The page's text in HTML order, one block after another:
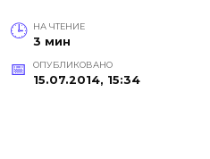
НА ЧТЕНИЕ
3 мин
ОПУБЛИКОВАНО
15.07.2014, 15:34